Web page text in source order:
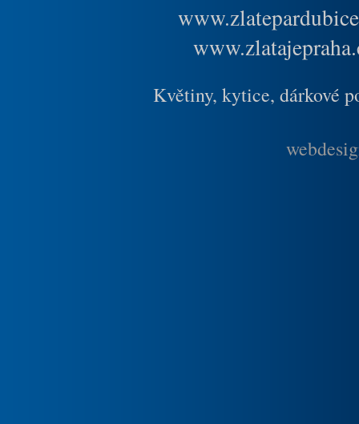
Květiny, kytice, dárkové